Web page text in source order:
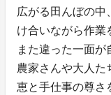
広がる田んぼの中
け合いながら作業
また違った一面が
農家さんや大人た
恵と手仕事の尊さ